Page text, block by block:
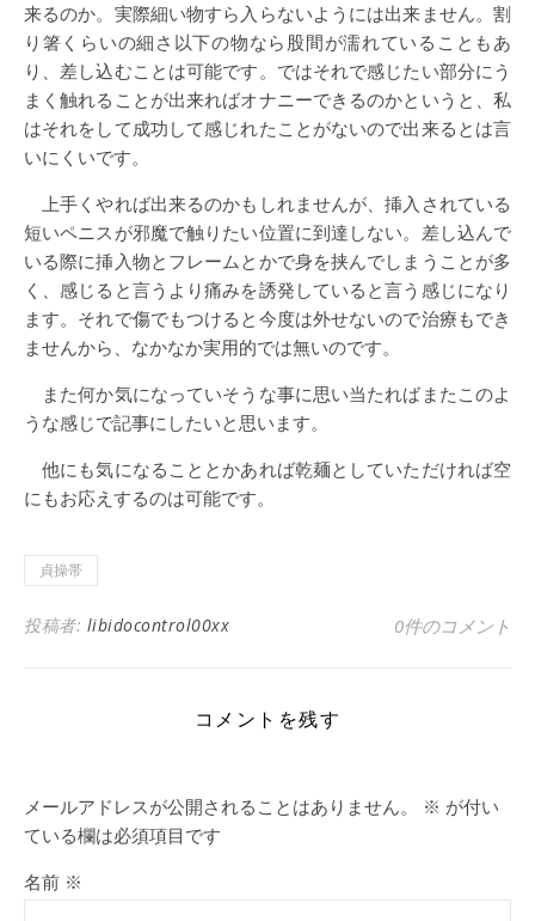
来るのか。実際細い物すら入らないようには出来ません。割
り箸くらいの細さ以下の物なら股間が濡れていることもあ
り、差し込むことは可能です。ではそれで感じたい部分にう
まく触れることが出来ればオナニーできるのかというと、私
はそれをして成功して感じれたことがないので出来るとは言
いにくいです。
上手くやれば出来るのかもしれませんが、挿入されている
短いペニスが邪魔で触りたい位置に到達しない。差し込んで
いる際に挿入物とフレームとかで身を挟んでしまうことが多
く、感じると言うより痛みを誘発していると言う感じになり
ます。それで傷でもつけると今度は外せないので治療もでき
ませんから、なかなか実用的では無いのです。
また何か気になっていそうな事に思い当たればまたこのよ
うな感じで記事にしたいと思います。
他にも気になることとかあれば乾麺としていただければ空
にもお応えするのは可能です。
貞操帯
投稿者: libidocontrol00xx 0件のコメント
コメントを残す
メールアドレスが公開されることはありません。 ※ が付い
ている欄は必須項目です
名前 ※